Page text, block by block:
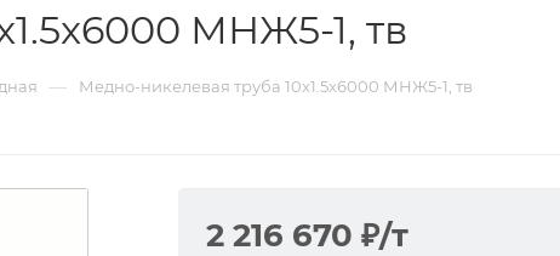
МНЖ5-1, тв
— Медно-никелевая труба 10x1.5x6000 МНЖ5-1, тв
2 216 670 ₽/т